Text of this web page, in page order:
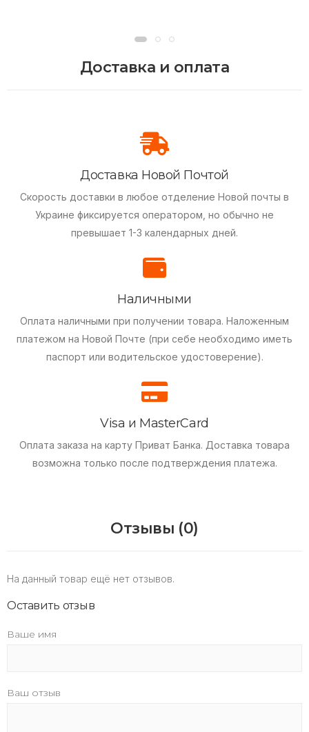
Доставка и оплата
Доставка Новой Почтой
Скорость доставки в любое отделение Новой почты в
Украине фиксируется оператором, но обычно не
превышает 1-3 календарных дней.
Наличными
Оплата наличными при получении товара. Наложенным
платежом на Новой Почте (при себе необходимо иметь
паспорт или водительское удостоверение).
Visa и MasterCard
Оплата заказа на карту Приват Банка. Доставка товара
возможна только после подтверждения платежа.
Отзывы (0)
На данный товар ещё нет отзывов.
Оставить отзыв
Ваше имя
Ваш отзыв